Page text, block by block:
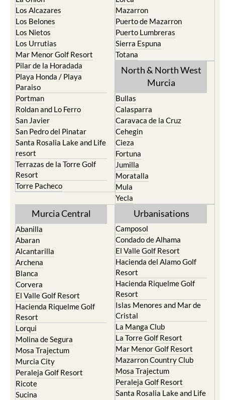
Los Alcazares
Los Belones
Los Nietos
Los Urrutias
Mar Menor Golf Resort
Pilar de la Horadada
Playa Honda / Playa
Paraiso
Portman
Roldan and Lo Ferro
San Javier
San Pedro del Pinatar
Santa Rosalia Lake and Life
resort
Terrazas de la Torre Golf
Resort
Torre Pacheco
Mazarron
Puerto de Mazarron
Puerto Lumbreras
Sierra Espuna
Totana
North & North West
Murcia
Bullas
Calasparra
Caravaca de la Cruz
Cehegin
Cieza
Fortuna
Jumilla
Moratalla
Mula
Yecla
Murcia Central
Abanilla
Abaran
Alcantarilla
Archena
Blanca
Corvera
El Valle Golf Resort
Hacienda Riquelme Golf
Resort
Lorqui
Molina de Segura
Mosa Trajectum
Murcia City
Peraleja Golf Resort
Ricote
Sucina
Urbanisations
Camposol
Condado de Alhama
El Valle Golf Resort
Hacienda del Alamo Golf
Resort
Hacienda Riquelme Golf
Resort
Islas Menores and Mar de
Cristal
La Manga Club
La Torre Golf Resort
Mar Menor Golf Resort
Mazarron Country Club
Mosa Trajectum
Peraleja Golf Resort
Santa Rosalia Lake and Life